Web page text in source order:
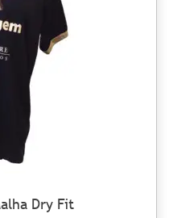
Dry Fit